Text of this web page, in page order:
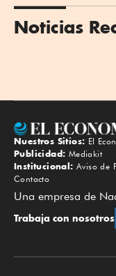
Noticias
Nuestros Sitios: El
Publicidad: Mediakit
Institucional: Aviso de
Contacto
Una empresa de
Trabaja con nosotros